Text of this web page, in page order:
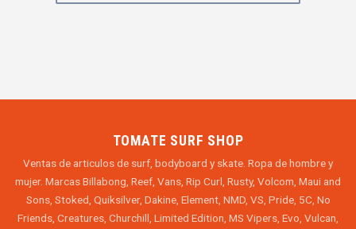
TOMATE SURF SHOP
Ventas de articulos de surf, bodyboard y skate. Ropa de hombre y
mujer. Marcas Billabong, Reef, Vans, Rip Curl, Rusty, Volcom, Maui and
Sons, Stoked, Quiksilver, Dakine, Element, NMD, VS, Pride, 5C, No
Friends, Creatures, Churchill, Limited Edition, MS Vipers, Evo, Vulcan,